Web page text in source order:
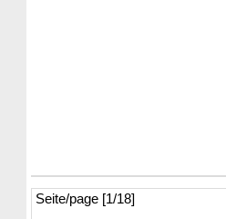
Seite/page [1/18]